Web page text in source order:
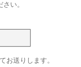
い。
お送りします。